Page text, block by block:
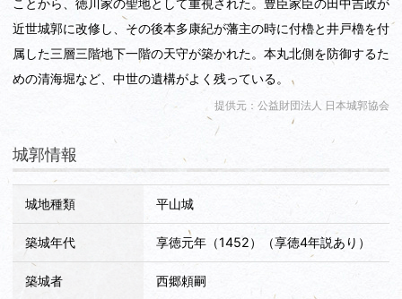
近世城郭に改修し、その後本多康紀が藩主の時に付櫓と井戸櫓を付
属した三層三階地下一階の天守が築かれた。本丸北側を防御するた
めの清海堀など、中世の遺構がよく残っている。
提供元：公益財団法人 日本城郭協会
城郭情報
城地種類 平山城
築城年代 享徳元年（1452）（享徳4年説あり）
築城者 西郷頼嗣